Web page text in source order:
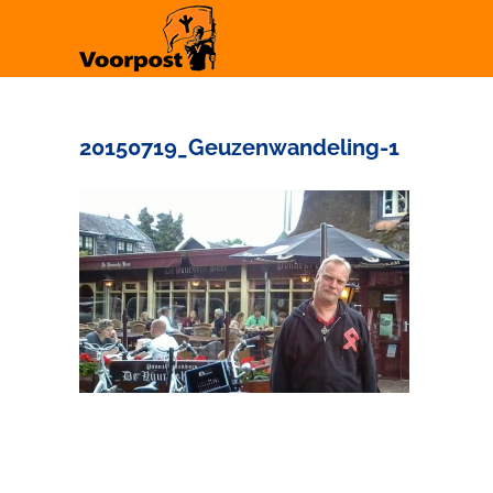
20150719_Geuzenwandeling-1